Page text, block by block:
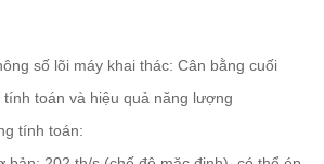
số lõi máy khai thác: Cân bằng cuối
toán và hiệu quả năng lượng
tính toán: